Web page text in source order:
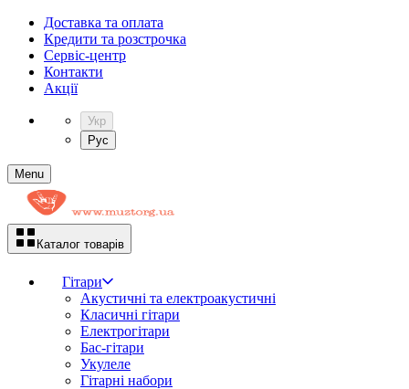
Доставка та оплата
Кредити та розстрочка
Сервіc-центр
Контакти
Акції
Укр
Рус
Menu
Каталог товарів
Гітари
Акустичні та електроакустичні
Класичні гітари
Електрогітари
Бас-гітари
Укулеле
Гітарні набори